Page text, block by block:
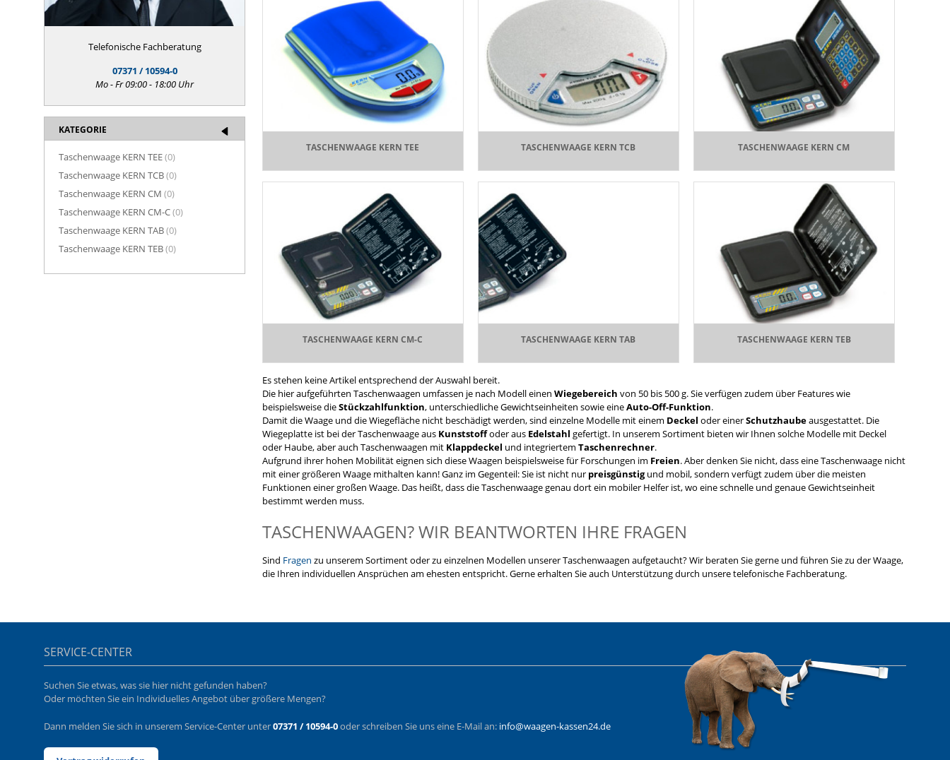
Telefonische Fachberatung
07371 / 10594-0
Mo - Fr 09:00 - 18:00 Uhr
KATEGORIE
Taschenwaage KERN TEE(0)
Taschenwaage KERN TCB(0)
Taschenwaage KERN CM (0)
Taschenwaage KERN CM-C(0)
Taschenwaage KERN TAB(0)
Taschenwaage KERN TEB(0)
TASCHENWAAGE KERN TEE TASCHENWAAGE KERN TCB TASCHENWAAGE KERN CM
TASCHENWAAGE KERN CM-C TASCHENWAAGE KERN TAB TASCHENWAAGE KERN TEB
Es stehen keine Artikel entsprechend der Auswahl bereit.
Die hier aufgeführten Taschenwaagen umfassen je nach Modell einen Wiegebereich von 50 bis 500 g. Sie verfügen zudem über Features wie
beispielsweise dieStückzahlfunktion, unterschiedliche Gewichtseinheiten sowie eineAuto-Off-Funktion.
Damit die Waage und die Wiegefläche nicht beschädigt werden, sind einzelne Modelle mit einem Deckel oder einerSchutzhaubeausgestattet. Die
Wiegeplatte ist bei der Taschenwaage aus Kunststoffoder aus Edelstahl gefertigt. In unserem Sortiment bieten wir Ihnen solche Modelle mit Deckel
oder Haube, aber auch Taschenwaagen mit Klappdeckel und integriertem Taschenrechner.
Aufgrund ihrer hohen Mobilität eignen sich diese Waagen beispielsweise für Forschungen im Freien. Aber denken Sie nicht, dass eine Taschenwaage nicht
mit einer größeren Waage mithalten kann! Ganz im Gegenteil: Sie ist nicht nur preisgünstigund mobil, sondern verfügt zudem über die meisten
Funktionen einer großen Waage. Das heißt, dass die Taschenwaage genau dort ein mobiler Helfer ist, wo eine schnelle und genaue Gewichtseinheit
bestimmt werden muss.
TASCHENWAAGEN? WIR BEANTWORTEN IHRE FRAGEN
Sind Fragen zu unserem Sortiment oder zu einzelnen Modellen unserer Taschenwaagen aufgetaucht? Wir beraten Sie gerne und führen Sie zu der Waage,
die Ihren individuellen Ansprüchen am ehesten entspricht. Gerne erhalten Sie auch Unterstützung durch unsere telefonische Fachberatung.
SERVICE-CENTER
Suchen Sie etwas, was sie hier nicht gefunden haben?
Oder möchten Sie ein Individuelles Angebot über größere Mengen?
Dann melden Sie sich in unserem Service-Center unter07371 / 10594-0oder schreiben Sie uns eine E-Mail an: info@waagen-kassen24.de